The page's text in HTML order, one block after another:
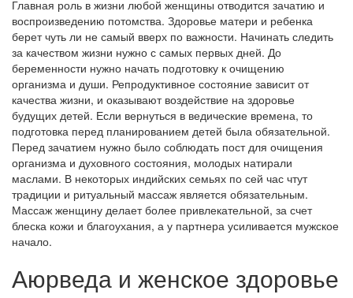
Главная роль в жизни любой женщины отводится зачатию и
воспроизведению потомства. Здоровье матери и ребенка
берет чуть ли не самый вверх по важности. Начинать следить
за качеством жизни нужно с самых первых дней. До
беременности нужно начать подготовку к очищению
организма и души. Репродуктивное состояние зависит от
качества жизни, и оказывают воздействие на здоровье
будущих детей. Если вернуться в ведические времена, то
подготовка перед планированием детей была обязательной.
Перед зачатием нужно было соблюдать пост для очищения
организма и духовного состояния, молодых натирали
маслами. В некоторых индийских семьях по сей час чтут
традиции и ритуальный массаж является обязательным.
Массаж женщину делает более привлекательной, за счет
блеска кожи и благоухания, а у партнера усиливается мужское
начало.
Аюрведа и женское здоровье